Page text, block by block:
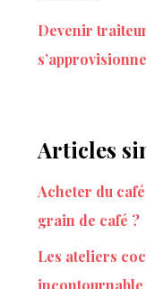
Devenir
Articles
Acheter du
grain de café ?
Les ateliers